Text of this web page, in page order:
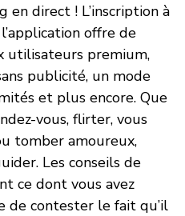
en direct ! L’inscription à
offre de
utilisateurs premium,
publicité, un mode
et plus encore. Que
vous, flirter, vous
tomber amoureux,
Les conseils de
ce dont vous avez
de contester le fait qu’il